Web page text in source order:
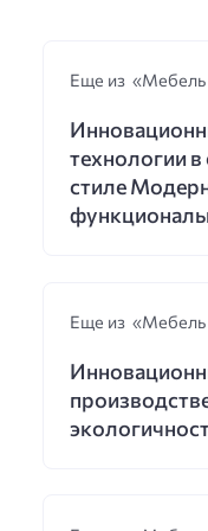
Еще из «Мебель
технологии
стиле
Еще из «Мебель